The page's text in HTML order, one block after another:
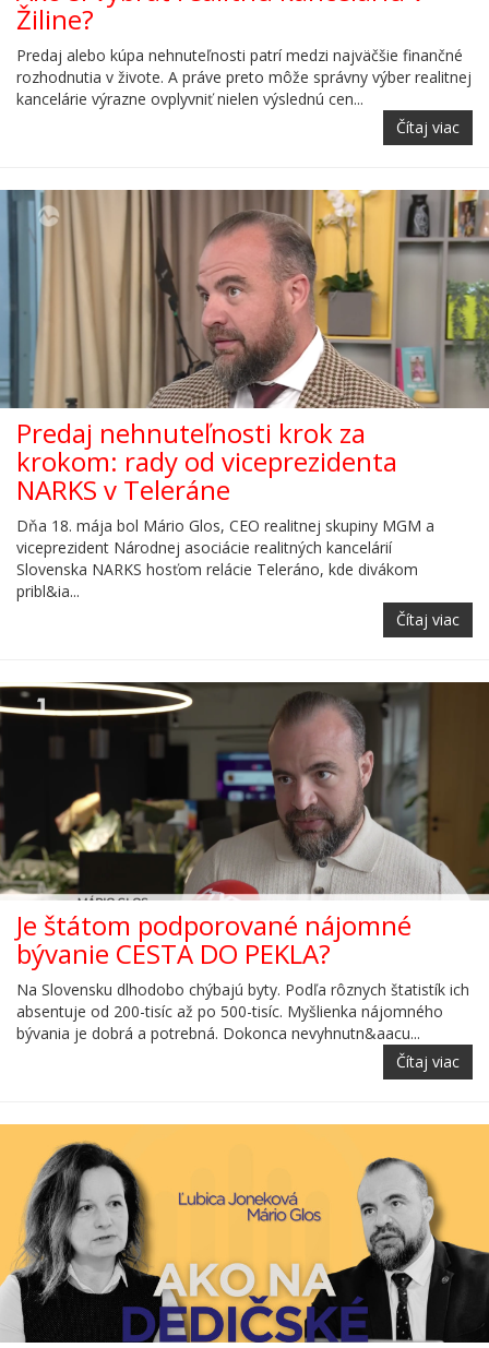
Žiline?
Predaj alebo kúpa nehnuteľnosti patrí medzi najväčšie finančné
rozhodnutia v živote. A práve preto môže správny výber realitnej
kancelárie výrazne ovplyvniť nielen výslednú cen...
Čítaj viac
Predaj nehnuteľnosti krok za
krokom: rady od viceprezidenta
NARKS v Teleráne
Dňa 18. mája bol Mário Glos, CEO realitnej skupiny MGM a
viceprezident Národnej asociácie realitných kancelárií
Slovenska NARKS hosťom relácie Teleráno, kde divákom
pribl&ia...
Čítaj viac
Je štátom podporované nájomné
bývanie CESTA DO PEKLA?
Na Slovensku dlhodobo chýbajú byty. Podľa rôznych štatistík ich
absentuje od 200-tisíc až po 500-tisíc. Myšlienka nájomného
bývania je dobrá a potrebná. Dokonca nevyhnutn&aacu...
Čítaj viac